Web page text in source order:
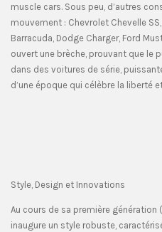
muscle cars. Sous peu, d’autres
mouvement : Chevrolet Chevelle
Barracuda, Dodge Charger, Ford
ouvert une brèche, prouvant que le
dans des voitures de série,
d’une époque qui célèbre la liberté
Style, Design et Innovations
Au cours de sa première génération
inaugure un style robuste,